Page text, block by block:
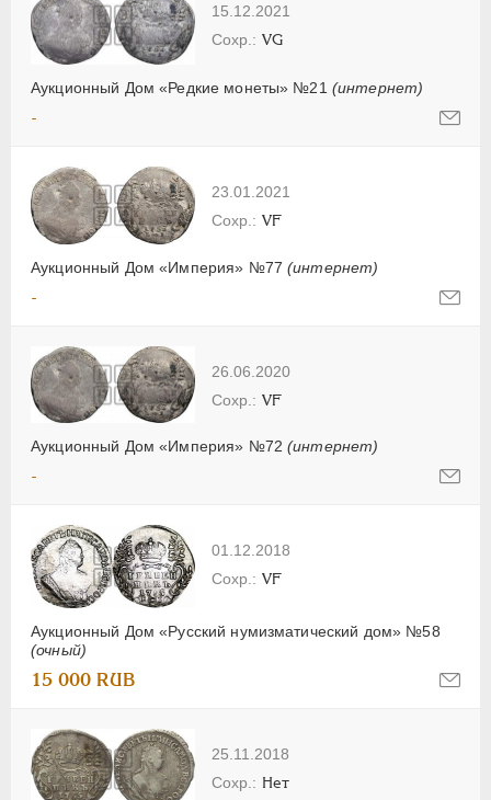
15.12.2021
Аукционный Дом «Редкие монеты» №21 (интернет)
VG
-
23.01.2021
Аукционный Дом «Империя» №77(интернет)
VF
-
26.06.2020
Аукционный Дом «Империя» №72(интернет)
VF
-
01.12.2018
Аукционный Дом «Русский нумизматический дом» №58
(очный)
VF
15 000 RUB
25.11.2018
Нет